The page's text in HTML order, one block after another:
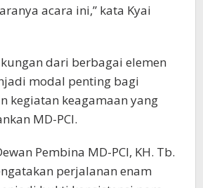
acara ini,” kata Kyai
dari berbagai elemen
modal penting bagi
kegiatan keagamaan yang
MD-PCI.
Pembina MD-PCI, KH. Tb.
perjalanan enam